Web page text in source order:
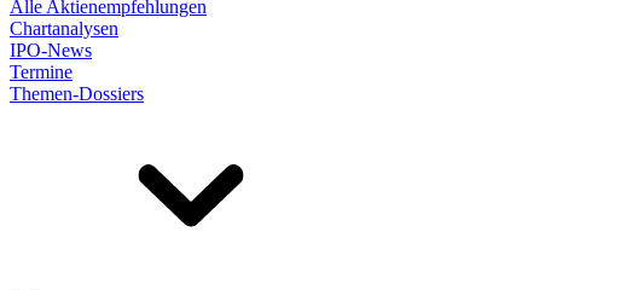
Alle Aktienempfehlungen
Chartanalysen
IPO-News
Termine
Themen-Dossiers